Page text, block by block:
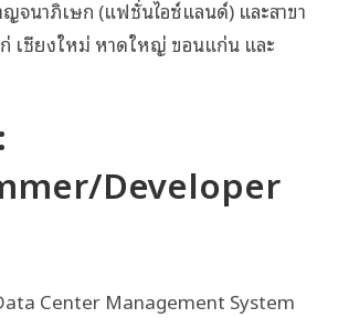
จนาภิเษก (แฟชั่นไอซ์แลนด์) และสาขา
เชียงใหม่ หาดใหญ่ ขอนแก่น และ
Developer
Center Management System